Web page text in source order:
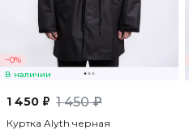
−0%
В наличии
1 450 ₽ 1 450 ₽
Куртка Alyth черная